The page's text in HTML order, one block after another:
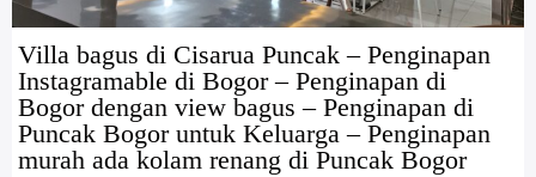
Villa bagus di Cisarua Puncak – Penginapan
Instagramable di Bogor – Penginapan di
Bogor dengan view bagus – Penginapan di
Puncak Bogor untuk Keluarga – Penginapan
murah ada kolam renang di Puncak Bogor